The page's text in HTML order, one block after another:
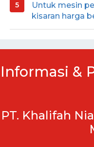
Untuk mesin
kisaran harga
Informasi &
PT. Khalifah